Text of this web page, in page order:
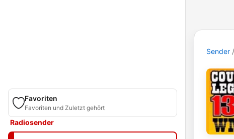
Favoriten
Favoriten und Zuletzt gehört
Radiosender
Sender